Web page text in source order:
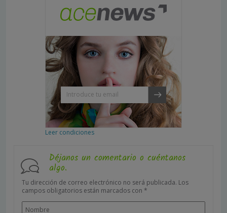
Leer condiciones
Déjanos un comentario o cuéntanos
algo.
Tu dirección de correo electrónico no será publicada. Los
campos obligatorios están marcados con *